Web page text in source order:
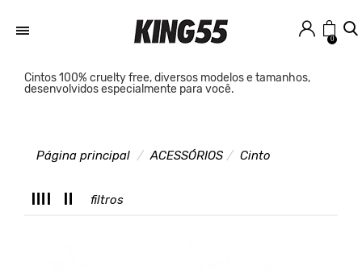
0
Cintos 100% cruelty free, diversos modelos e tamanhos,
desenvolvidos especialmente para você.
Página principal ACESSÓRIOS Cinto
filtros